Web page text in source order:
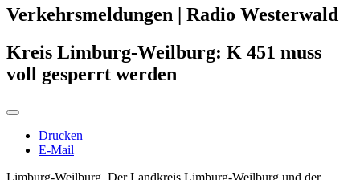
Verkehrsmeldungen | Radio Westerwald
Kreis Limburg-Weilburg: K 451 muss
voll gesperrt werden
Drucken
E-Mail
Limburg-Weilburg. Der Landkreis Limburg-Weilburg und der